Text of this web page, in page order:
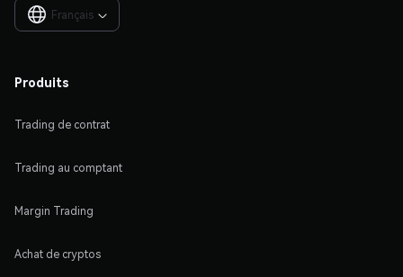
Français 
Produits
Trading de contrat
Trading au comptant
Margin Trading
Achat de cryptos